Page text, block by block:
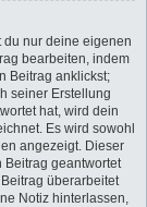
du nur deine eigenen
bearbeiten, indem
Beitrag anklickst;
seiner Erstellung
hat, wird dein
Es wird sowohl
angezeigt. Dieser
Beitrag geantwortet
überarbeitet
Notiz hinterlassen,